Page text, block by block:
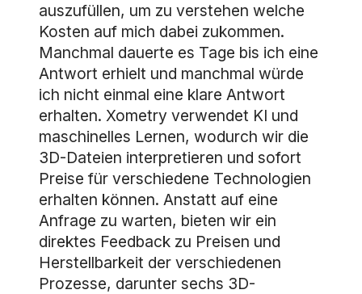
auszufüllen, um zu verstehen welche
Kosten auf mich dabei zukommen.
Manchmal dauerte es Tage bis ich eine
Antwort erhielt und manchmal würde
ich nicht einmal eine klare Antwort
erhalten. Xometry verwendet KI und
maschinelles Lernen, wodurch wir die
3D-Dateien interpretieren und sofort
Preise für verschiedene Technologien
erhalten können. Anstatt auf eine
Anfrage zu warten, bieten wir ein
direktes Feedback zu Preisen und
Herstellbarkeit der verschiedenen
Prozesse, darunter sechs 3D-